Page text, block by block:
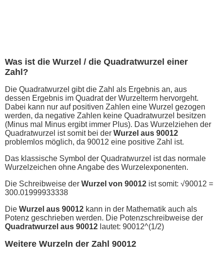
Was ist die Wurzel / die Quadratwurzel einer
Zahl?
Die Quadratwurzel gibt die Zahl als Ergebnis an, aus
dessen Ergebnis im Quadrat der Wurzelterm hervorgeht.
Dabei kann nur auf positiven Zahlen eine Wurzel gezogen
werden, da negative Zahlen keine Quadratwurzel besitzen
(Minus mal Minus ergibt immer Plus). Das Wurzelziehen der
Quadratwurzel ist somit bei der Wurzel aus 90012
problemlos möglich, da 90012 eine positive Zahl ist.
Das klassische Symbol der Quadratwurzel ist das normale
Wurzelzeichen ohne Angabe des Wurzelexponenten.
Die Schreibweise der Wurzel von 90012 ist somit: √90012 =
300.01999933338
Die Wurzel aus 90012 kann in der Mathematik auch als
Potenz geschrieben werden. Die Potenzschreibweise der
Quadratwurzel aus 90012 lautet: 90012^(1/2)
Weitere Wurzeln der Zahl 90012